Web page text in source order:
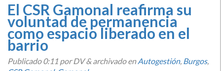
El CSR Gamonal reafirma su
voluntad de permanencia
como espacio liberado en el
barrio
Publicado0:11 por DV&archivado enAutogestión, Burgos,